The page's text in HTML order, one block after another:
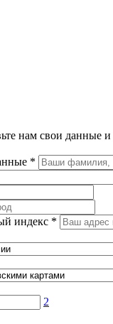
нам свои данные
*
индекс *
2